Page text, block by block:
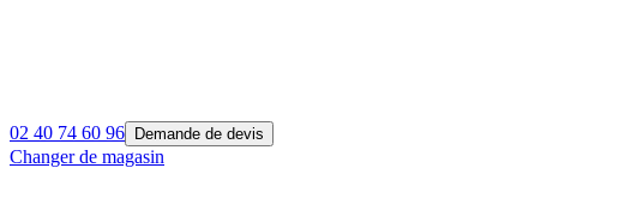
02 40 74 60 96 Demande de devis
Changer de magasin